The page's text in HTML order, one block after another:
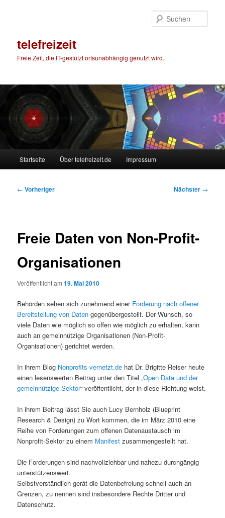
telefreizeit
Freie Zeit, die IT-gestützt ortsunabhängig genutzt wird.
Startseite Über telefreizeit.de Impressum
Beitragsnavigation
← Vorheriger Nächster →
Freie Daten von Non-Profit-
Organisationen
Veröffentlicht am19. Mai 2010
Behörden sehen sich zunehmend einer Forderung nach offener
Bereitstellung von Daten gegenübergestellt. Der Wunsch, so
viele Daten wie möglich so offen wie möglich zu erhalten, kann
auch an gemeinnützige Organisationen (Non-Profit-
Organisationen) gerichtet werden.
In ihrem Blog Nonprofits-vernetzt.de hat Dr. Brigitte Reiser heute
einen lesenswerten Beitrag unter den Titel „Open Data und der
gemeinnützige Sektor“ veröffentlicht, der in diese Richtung weist.
In ihrem Beitrag lässt Sie auch Lucy Bernholz (Blueprint
Research & Design) zu Wort kommen, die im März 2010 eine
Reihe von Forderungen zum offenen Datenaustausch im
Nonprofit-Sektor zu einem Manifest zusammengestellt hat.
Die Forderungen sind nachvollziehbar und nahezu durchgängig
unterstützenswert.
Selbstverständlich gerät die Datenbefreiung schnell auch an
Grenzen, zu nennen sind insbesondere Rechte Dritter und
Datenschutz.